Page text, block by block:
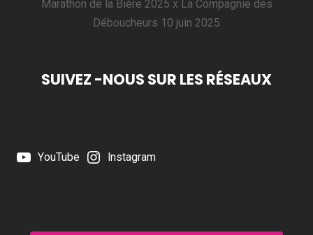
Marathon de la Bière 2025 x La Compagnie des
Déboucheurs 10 juin 2025
SUIVEZ -NOUS SUR LES RÉSEAUX
YouTube Instagram